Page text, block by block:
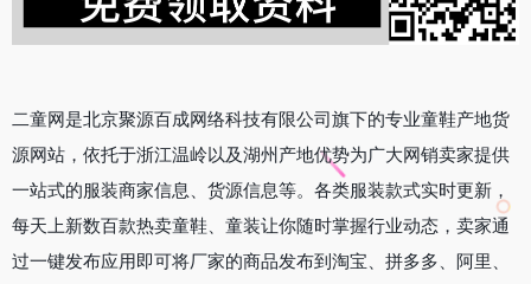
二童网是北京聚源百成网络科技有限公司旗下的专业童鞋产地货
源网站，依托于浙江温岭以及湖州产地优势为广大网销卖家提供
一站式的服装商家信息、货源信息等。各类服装款式实时更新，
每天上新数百款热卖童鞋、童装让你随时掌握行业动态，卖家通
过一键发布应用即可将厂家的商品发布到淘宝、拼多多、阿里、